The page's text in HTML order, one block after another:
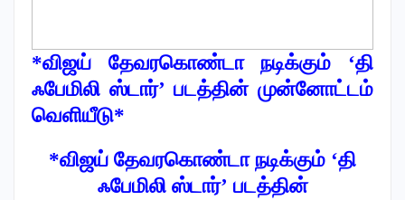
*விஜய் தேவரகொண்டா நடிக்கும் ‘தி
ஃபேமிலி ஸ்டார்’ படத்தின் முன்னோட்டம்
வெளியீடு*
*விஜய் தேவரகொண்டா நடிக்கும் ‘தி
ஃபேமிலி ஸ்டார்’ படத்தின்